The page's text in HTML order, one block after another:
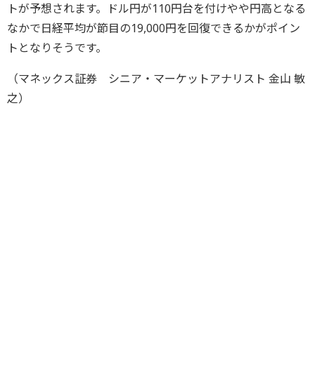
トが予想されます。ドル円が110円台を付けやや円高となる
なかで日経平均が節目の19,000円を回復できるかがポイン
トとなりそうです。
（マネックス証券 シニア・マーケットアナリスト 金山 敏
之）